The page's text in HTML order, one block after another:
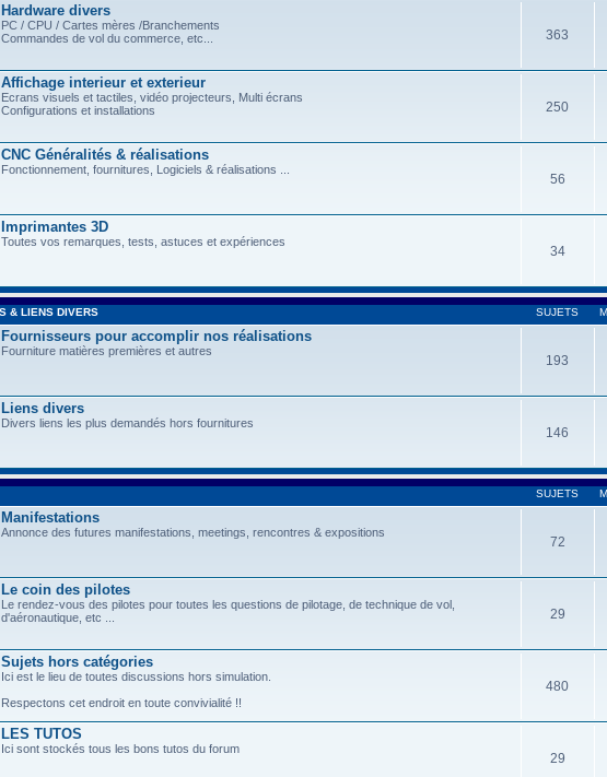
Hardware divers
PC / CPU / Cartes mères /Branchements
Commandes de vol du commerce, etc...
363
Affichage interieur et exterieur
Ecrans visuels et tactiles, vidéo projecteurs, Multi écrans
Configurations et installations
250
CNC Généralités & réalisations
Fonctionnement, fournitures, Logiciels & réalisations ...
56
Imprimantes 3D
Toutes vos remarques, tests, astuces et expériences
34
& LIENS DIVERS SUJETS
Fournisseurs pour accomplir nos réalisations
Fourniture matières premières et autres
193
Liens divers
Divers liens les plus demandés hors fournitures
146
SUJETS
Manifestations
Annonce des futures manifestations, meetings, rencontres & expositions
72
Le coin des pilotes
Le rendez-vous des pilotes pour toutes les questions de pilotage, de technique de vol,
d'aéronautique, etc ...
29
Sujets hors catégories
Ici est le lieu de toutes discussions hors simulation.
Respectons cet endroit en toute convivialité !!
480
LES TUTOS
Ici sont stockés tous les bons tutos du forum
29